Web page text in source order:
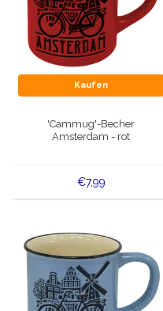
Kaufen
'Cammug'-Becher
Amsterdam - rot
€7,99